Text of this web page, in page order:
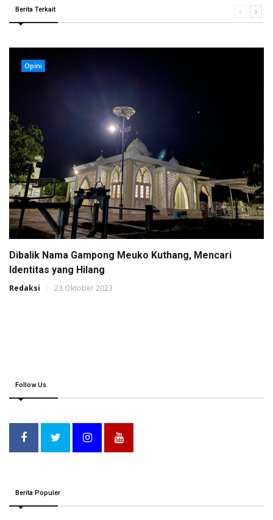
Berita Terkait
Opini
Dibalik Nama Gampong Meuko Kuthang, Mencari
Identitas yang Hilang
Redaksi 23 Oktober 2023
Follow Us
Berita Populer